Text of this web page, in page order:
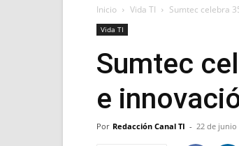
Inicio Vida TI Sumtec celebra
Vida TI
Sumtec
e
Por Redacción Canal TI - 22 de junio